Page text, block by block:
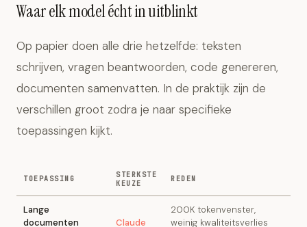
Waar elk model écht in uitblinkt
Op papier doen alle drie hetzelfde: teksten
schrijven, vragen beantwoorden, code genereren,
documenten samenvatten. In de praktijk zijn de
verschillen groot zodra je naar specifieke
toepassingen kijkt.
TOEPASSING
STERKSTE
KEUZE
REDEN
Lange
documenten
Claude
200K tokenvenster,
weinig kwaliteitsverlies